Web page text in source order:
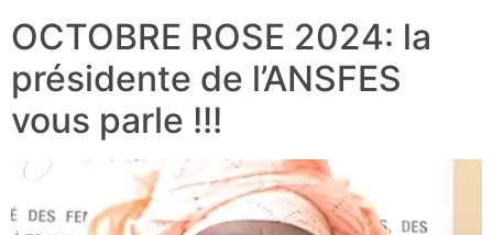
OCTOBRE ROSE 2024: la
présidente de l’ANSFES
vous parle !!!